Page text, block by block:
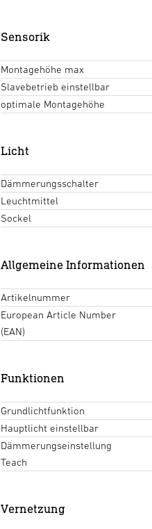
Sensorik
Montagehöhe max
Slavebetrieb einstellbar
optimale Montagehöhe
Licht
Dämmerungsschalter
Leuchtmittel
Sockel
Allgemeine Informationen
Artikelnummer
European Article Number
(EAN)
Funktionen
Grundlichtfunktion
Hauptlicht einstellbar
Dämmerungseinstellung
Teach
Vernetzung